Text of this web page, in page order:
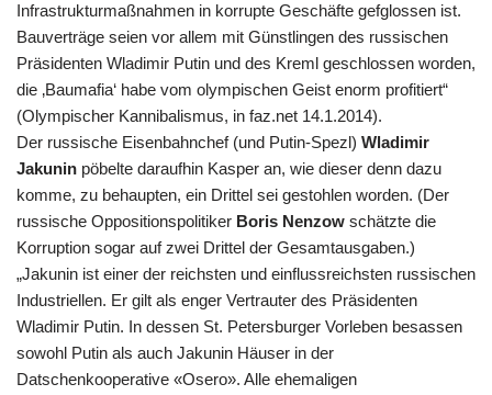
Infrastrukturmaßnahmen in korrupte Geschäfte gefglossen ist.
Bauverträge seien vor allem mit Günstlingen des russischen
Präsidenten Wladimir Putin und des Kreml geschlossen worden,
die ‚Baumafia‘ habe vom olympischen Geist enorm profitiert“
(Olympischer Kannibalismus, in faz.net 14.1.2014).
Der russische Eisenbahnchef (und Putin-Spezl) Wladimir
Jakunin pöbelte daraufhin Kasper an, wie dieser denn dazu
komme, zu behaupten, ein Drittel sei gestohlen worden. (Der
russische Oppositionspolitiker Boris Nenzow schätzte die
Korruption sogar auf zwei Drittel der Gesamtausgaben.)
„Jakunin ist einer der reichsten und einflussreichsten russischen
Industriellen. Er gilt als enger Vertrauter des Präsidenten
Wladimir Putin. In dessen St. Petersburger Vorleben besassen
sowohl Putin als auch Jakunin Häuser in der
Datschenkooperative «Osero». Alle ehemaligen